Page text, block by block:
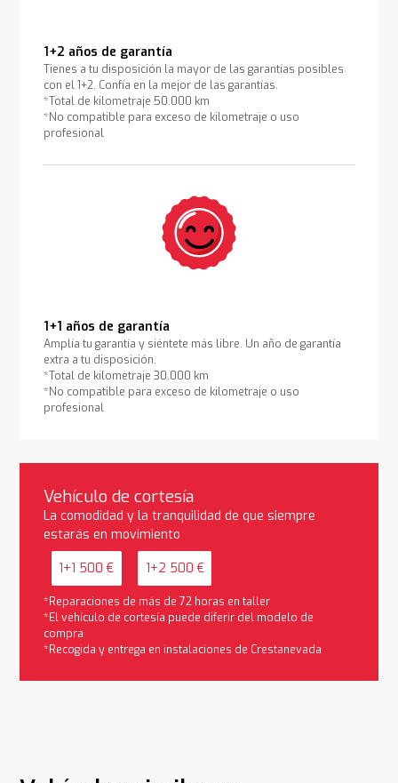
1+2 años de garantía
Tienes a tu disposición la mayor de las garantías posibles
con el 1+2. Confía en la mejor de las garantías.
*Total de kilometraje 50.000 km
*No compatible para exceso de kilometraje o uso
profesional
1+1 años de garantía
Amplía tu garantía y siéntete más libre. Un año de garantía
extra a tu disposición.
*Total de kilometraje 30.000 km
*No compatible para exceso de kilometraje o uso
profesional
Vehículo de cortesía
La comodidad y la tranquilidad de que siempre
estarás en movimiento
1+1 500 € 1+2 500 €
*Reparaciones de más de 72 horas en taller
*El vehículo de cortesía puede diferir del modelo de
compra
*Recogida y entrega en instalaciones de Crestanevada